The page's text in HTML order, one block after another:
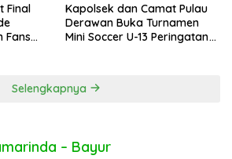
Final
Fans
Kapolsek dan Camat Pulau
Derawan Buka Turnamen
Mini Soccer U-13 Peringatan
Selengkapnya
– Bayur